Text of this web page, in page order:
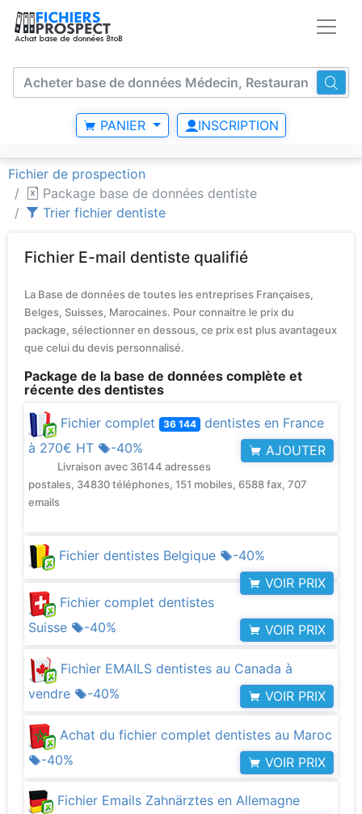
PANIER INSCRIPTION
Fichier de prospection
Package base de données dentiste
Trier fichier dentiste
Fichier E-mail dentiste qualifié
La Base de données de toutes les entreprises Françaises,
Belges, Suisses, Marocaines. Pour connaitre le prix du
package, sélectionner en dessous, ce prix est plus avantageux
que celui du devis personnalisé.
Package de la base de données complète et
récente des dentistes
Fichier complet 36 144 dentistes en France
à 270€ HT -40% AJOUTER
Livraison avec 36144 adresses
postales, 34830 téléphones, 151 mobiles, 6588 fax, 707
emails
Fichier dentistes Belgique
-40%
VOIR PRIX
Fichier complet dentistes
Suisse
-40% VOIR PRIX
Fichier EMAILS dentistes au Canada à
vendre
-40% VOIR PRIX
Achat du fichier complet dentistes au Maroc
-40%
VOIR PRIX
Fichier Emails Zahnärztes en Allemagne